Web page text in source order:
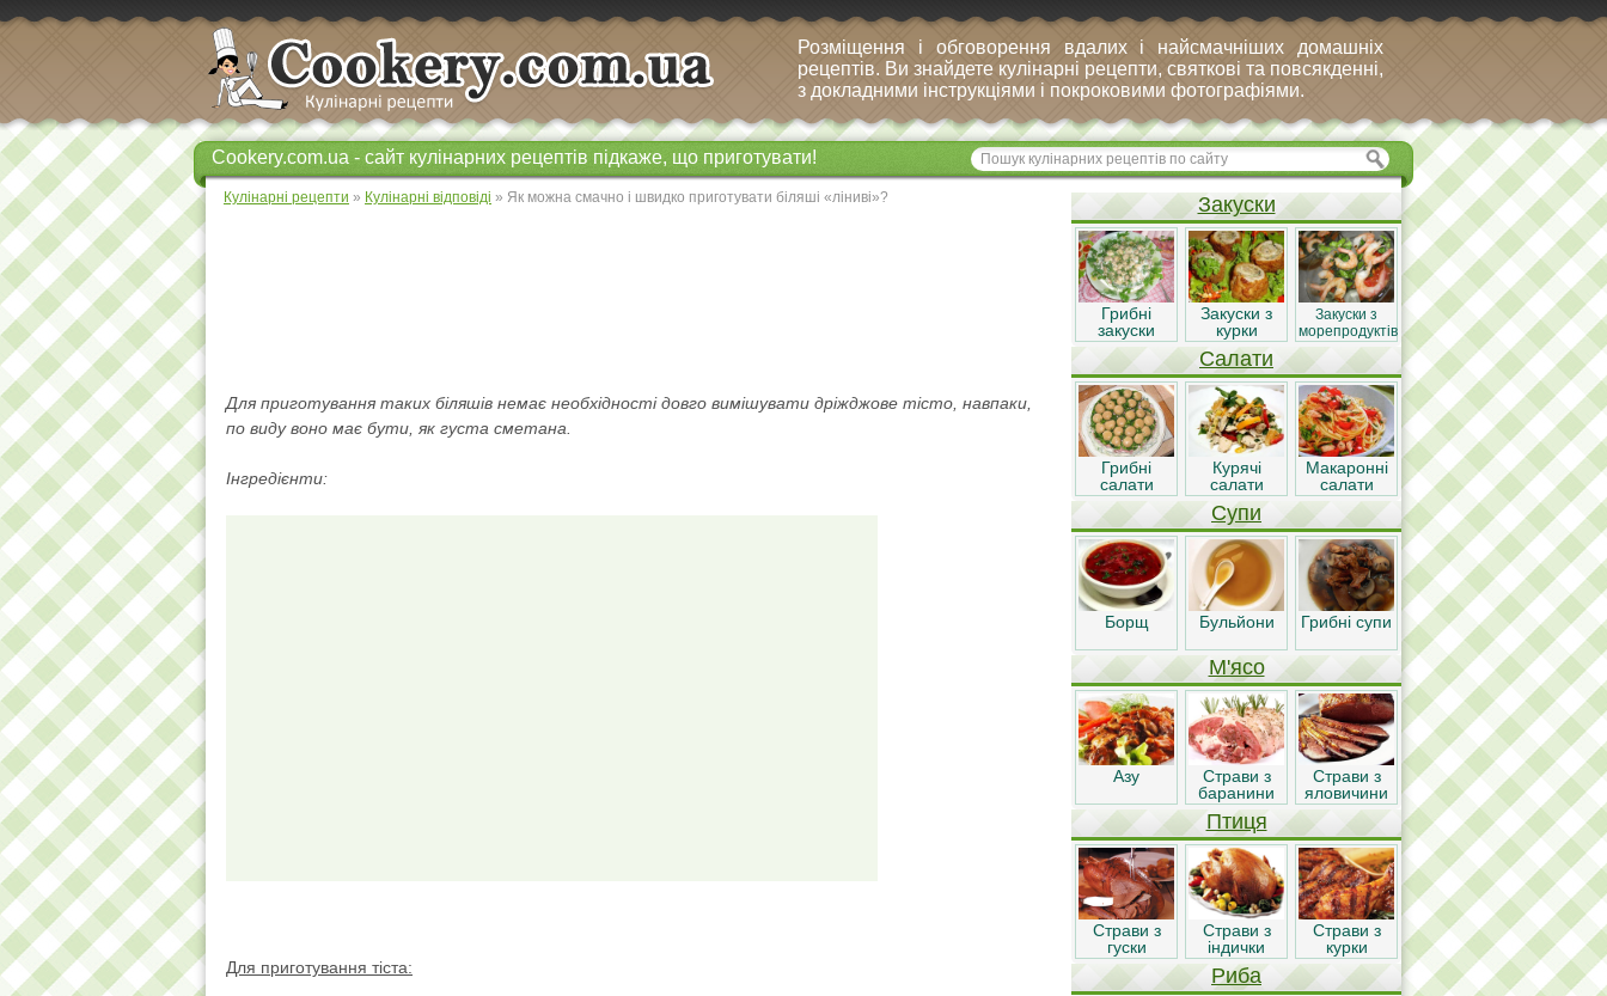
Розміщення і обговорення вдалих і найсмачніших домашніх
рецептів. Ви знайдете кулінарні рецепти, святкові та повсякденні,
з докладними інструкціями і покроковими фотографіями.
Cookery.com.ua - сайт кулінарних рецептів підкаже, що приготувати!
Кулінарні рецепти » Кулінарні відповіді » Як можна смачно і швидко приготувати біляші «ліниві»?
Для приготування таких біляшів немає необхідності довго вимішувати дріжджове тісто, навпаки,
по виду воно має бути, як густа сметана.
Інгредієнти:
Для приготування тіста:
Закуски
Грибні
закуски
Закуски з
курки
Закуски з
морепродуктів
Салати
Грибні
салати
Курячі
салати
Макаронні
салати
Супи
Борщ Бульйони Грибні супи
М'ясо
Азу
Страви з
баранини
Страви з
яловичини
Птиця
Страви з
гуски
Страви з
індички
Страви з
курки
Риба